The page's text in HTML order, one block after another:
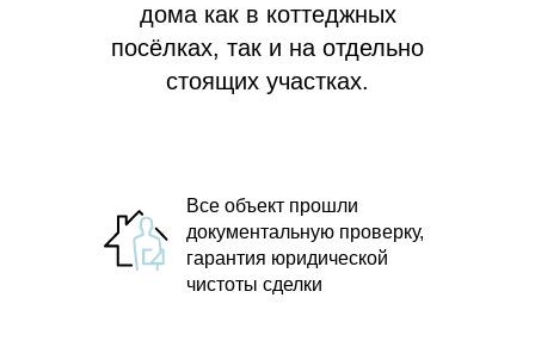
дома как в коттеджных
посёлках, так и на отдельно
стоящих участках.
Все объект прошли
документальную проверку,
гарантия юридической
чистоты сделки